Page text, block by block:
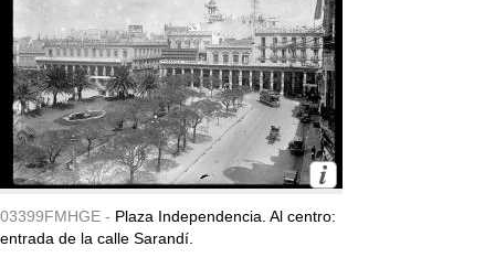
03399FMHGE - Plaza Independencia. Al centro:
entrada de la calle Sarandí.